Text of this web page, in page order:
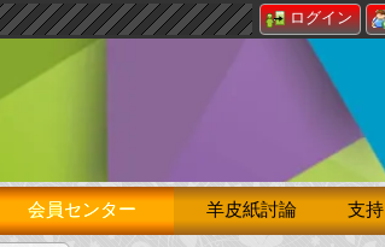
ログイン
会員センター 羊皮紙討論 支持